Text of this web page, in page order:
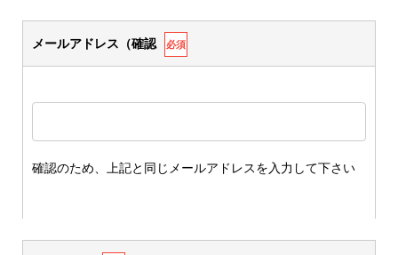
メールアドレス（確認 必須
確認のため、上記と同じメールアドレスを入力して下さい